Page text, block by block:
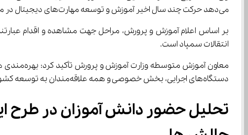
می‌دهد حرکت چند سال اخیر آموزش و توسعه مهارت‌های دیجیتال در مسیر درستی قرار دارد و باید با گستردگی بیشتری ادامه یابد.
انتقالات سمپاد است.
دستگاه‌های اجرایی، بخش خصوصی و همه علاقه‌مندان به توسعه کشور، می‌توانیم آینده‌ای روشن در حوزه هوش مصنوعی و فناوری‌های نوین برای فرزندان‌مان رقم بزنیم.